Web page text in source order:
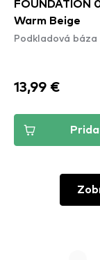
FOUNDATION
Warm Beige
Podkladová báza
13,99 €